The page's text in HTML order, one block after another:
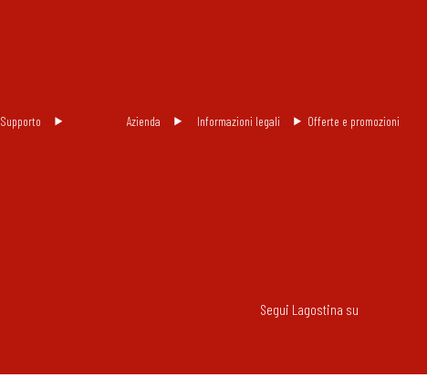
Supporto Azienda Informazioni legali Offerte e promozioni
Segui Lagostina su